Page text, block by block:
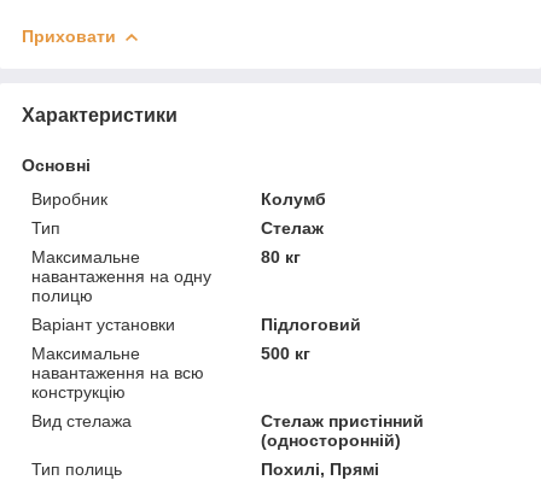
Приховати
Характеристики
Основні
Виробник
Колумб
Тип
Стелаж
Максимальне
навантаження на одну
полицю
80 кг
Варіант установки
Підлоговий
Максимальне
навантаження на всю
конструкцію
500 кг
Вид стелажа
Стелаж пристінний
(односторонній)
Тип полиць
Похилі, Прямі